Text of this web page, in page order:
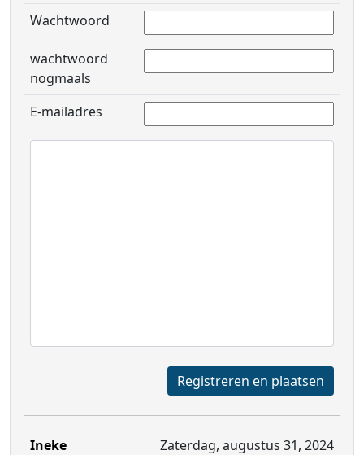
Wachtwoord
wachtwoord
nogmaals
E-mailadres
Registreren en plaatsen
Ineke
Zaterdag, augustus 31, 2024